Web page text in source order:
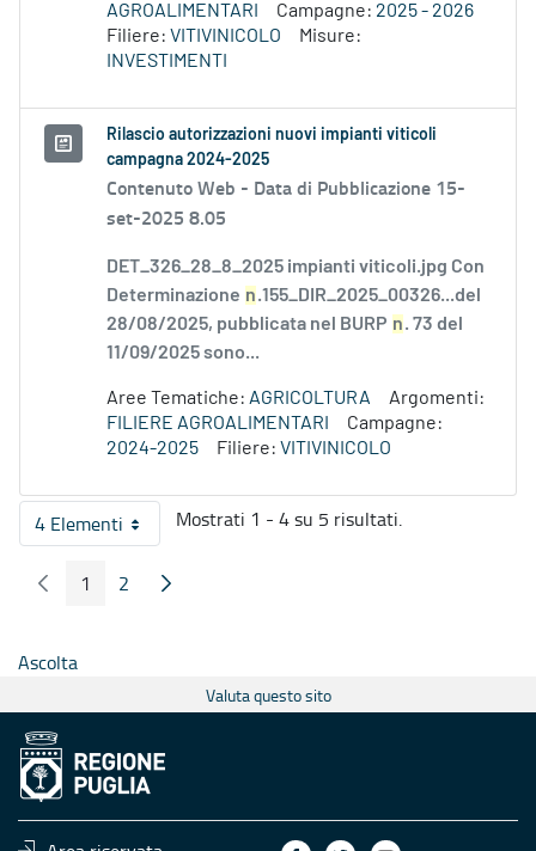
AGROALIMENTARI
Campagne: 2025 - 2026
Filiere: VITIVINICOLO
Misure:
INVESTIMENTI
Rilascio autorizzazioni nuovi impianti viticoli
campagna 2024-2025
Contenuto Web - Data di Pubblicazione 15-
set-2025 8.05
DET_326_28_8_2025 impianti viticoli.jpg Con
Determinazione n.155_DIR_2025_00326...del
28/08/2025, pubblicata nel BURP n. 73 del
11/09/2025 sono...
Aree Tematiche: AGRICOLTURA
Argomenti:
FILIERE AGROALIMENTARI
Campagne:
2024-2025
Filiere: VITIVINICOLO
4 ElementiPer pagina
Mostrati 1 - 4 su 5 risultati.
Pagina Precedente
Pagina
1 Pagina
2 Pagina Seguente
Ascolta
Valuta questo sito